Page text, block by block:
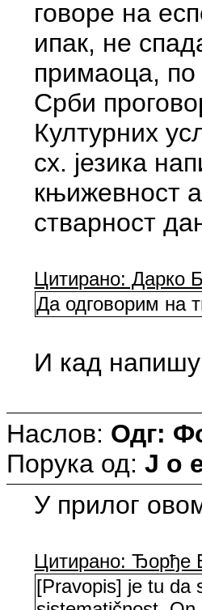
говоре на
ипак, не
примаоца, по
Срби
Културних
сх. језика
књижевност
стварност
Цитирано: Дарко
Да одговорим на
И кад
Наслов: Одг:
Порука од: J o
У прилог
Цитирано: Ђорђе
[Pravopis] je tu da